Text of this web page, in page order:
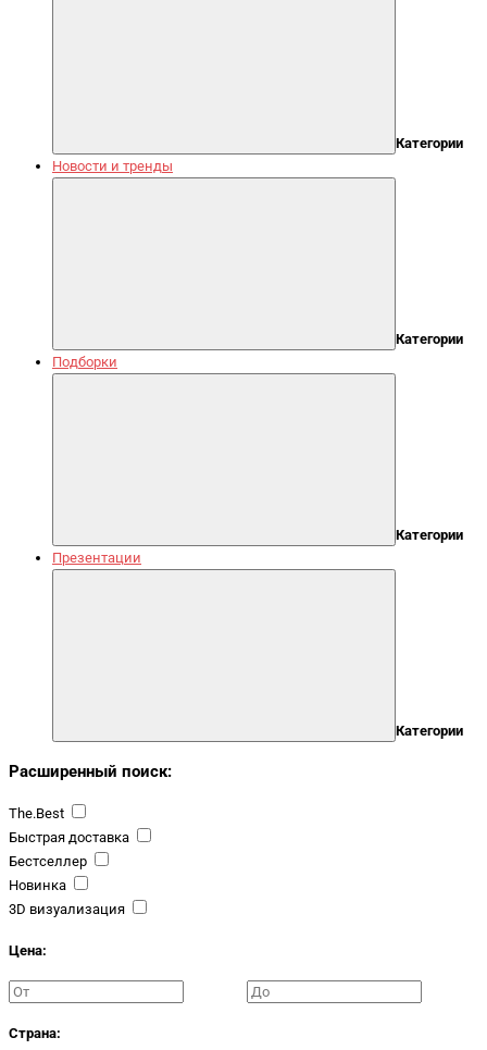
Категории
Новости и тренды
Категории
Подборки
Категории
Презентации
Категории
Расширенный поиск:
The.Best
Быстрая доставка
Бестселлер
Новинка
3D визуализация
Цена:
Страна: